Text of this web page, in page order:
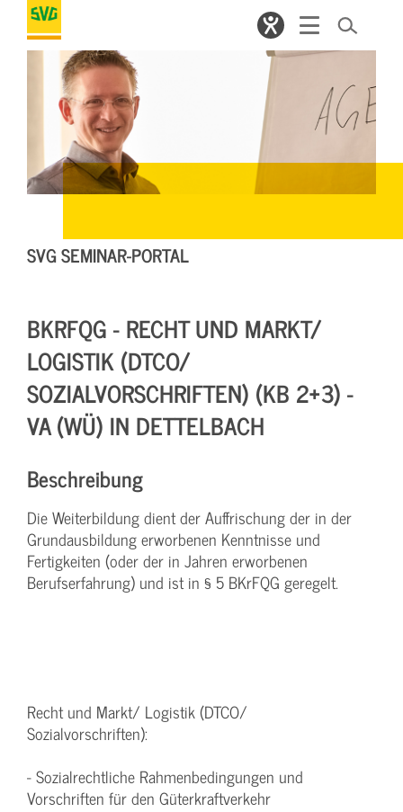
SVG SEMINAR-PORTAL
BKRFQG - RECHT UND MARKT/
LOGISTIK (DTCO/
SOZIALVORSCHRIFTEN) (KB 2+3) -
VA (WÜ) IN DETTELBACH
Beschreibung
Die Weiterbildung dient der Auffrischung der in der
Grundausbildung erworbenen Kenntnisse und
Fertigkeiten (oder der in Jahren erworbenen
Berufserfahrung) und ist in § 5 BKrFQG geregelt.
Recht und Markt/ Logistik (DTCO/
Sozialvorschriften):
- Sozialrechtliche Rahmenbedingungen und
Vorschriften für den Güterkraftverkehr